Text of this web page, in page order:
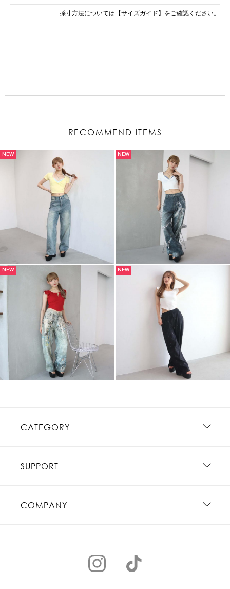
採寸方法については 【サイズガイド】 をご確認ください。
RECOMMEND ITEMS
NEW NEW
NEW NEW
CATEGORY
SUPPORT
COMPANY